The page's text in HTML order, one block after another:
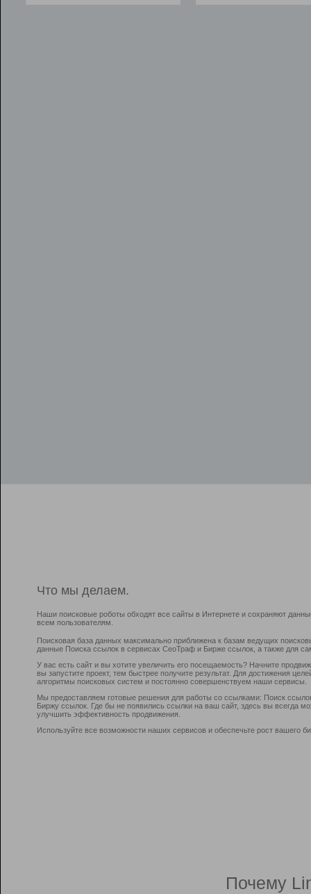
Что мы делаем.
Наши поисковые роботы обходят все сайты в Интернете и сохраняют
всем пользователям.
Поисковая база данных максимально приближена к базам ведущих
данные Поиска ссылок в сервисах СеоТраф и Бирже ссылок, а также для
У вас есть сайт и вы хотите увеличить его посещаемость? Начните
вы запустите проект, тем быстрее получите результат. Для достижения
алгоритмы поисковых систем и постоянно совершенствуем наши сервисы.
Мы предоставляем готовые решения для работы со ссылками: Поиск
Биржу ссылок. Где бы не появились ссылки на ваш сайт, здесь вы всегда
улучшить эффективность продвижения.
Используйте все возможности наших сервисов и обеспечьте рост вашего
Почему